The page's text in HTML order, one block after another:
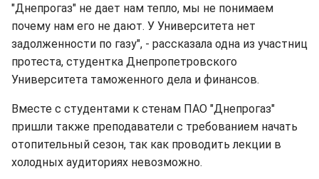
"Днепрогаз" не дает нам тепло, мы не понимаем
почему нам его не дают. У Университета нет
задолженности по газу", - рассказала одна из участниц
протеста, студентка Днепропетровского
Университета таможенного дела и финансов.
Вместе с студентами к стенам ПАО "Днепрогаз"
пришли также преподаватели с требованием начать
отопительный сезон, так как проводить лекции в
холодных аудиториях невозможно.